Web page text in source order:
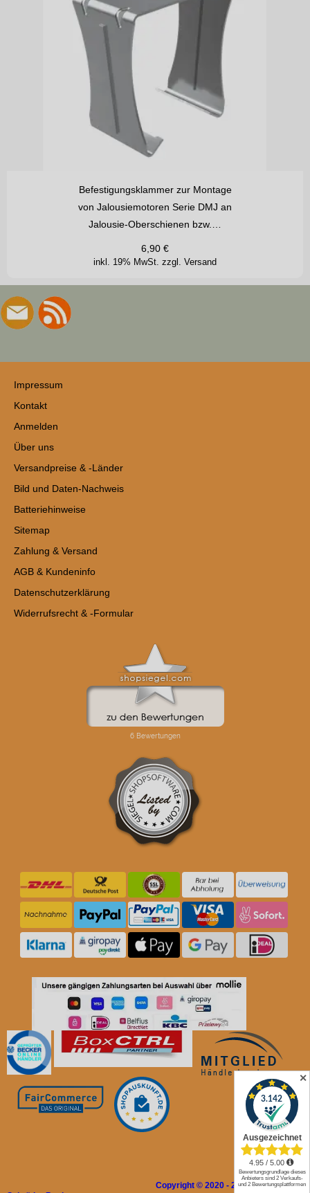
Befestigungsklammer zur Montage
von Jalousiemotoren Serie DMJ an
Jalousie-Oberschienen bzw.…
inkl. 19% MwSt. zzgl. Versand
6,90 €
Impressum
Kontakt
Anmelden
Über uns
Versandpreise & -Länder
Bild und Daten-Nachweis
Batteriehinweise
Sitemap
Zahlung & Versand
AGB & Kundeninfo
Datenschutzerklärung
Widerrufsrecht & -Formular
Copyright © 2020 - 2026 Rolladen
✕